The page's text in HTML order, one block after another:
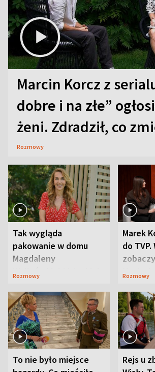
Marcin Korcz z
dobre i na złe”
żeni. Zdradził, co
Rozmowy
Tak wygląda
pakowanie w domu
Magdaleny
Waligórskiej-Lisieckiej.
Rozmowy
Marek
do
Maciusiu
Rozmowy
To nie było miejsce
Rejs u